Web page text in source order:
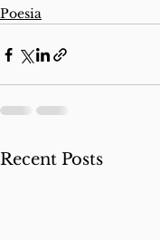
Poesia
Recent Posts